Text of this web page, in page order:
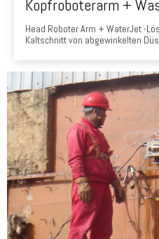
Head Roboter Arm + WaterJet -
Kaltschnitt von abgewinkelten